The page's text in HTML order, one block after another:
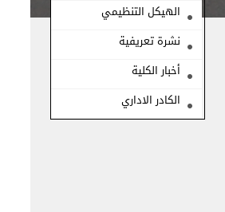
الهيكل التنظيمي
نشرة تعريفية
أخبار الكلية
الكادر الاداري